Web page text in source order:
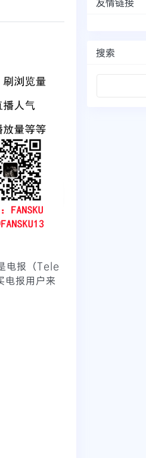
电报（Tele
电报用户来
搜索